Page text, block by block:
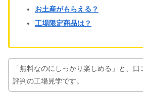
お土産がもらえる？
工場限定商品は？
「無料なのにしっかり楽しめる」と、口
評判の工場見学です。